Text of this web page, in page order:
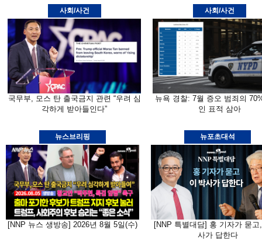
사회/사건
국무부, 모스 탄 출국금지 관련 “우려 심
각하게 받아들인다”
사회/사건
뉴욕 경찰: 7월 증오 범죄의
인 표적 삼아
뉴스브리핑
[NNP 뉴스 생방송] 2026년 8월 5일(수)
뉴포초대석
[NNP 특별대담] 홍 기자가 묻고
사가 답한다